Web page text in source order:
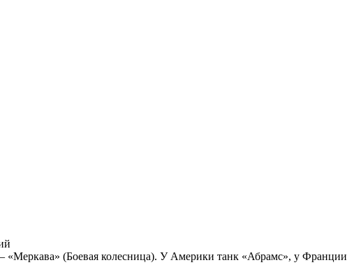
(Боевая колесница). У Америки танк «Абрамс», у Франции